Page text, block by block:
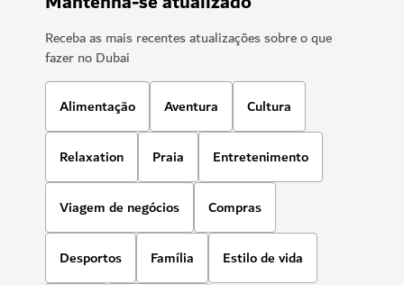
Receba as mais recentes atualizações sobre o que
fazer no Dubai
Alimentação Aventura Cultura
Relaxation Praia Entretenimento
Viagem de negócios Compras
Desportos Família Estilo de vida